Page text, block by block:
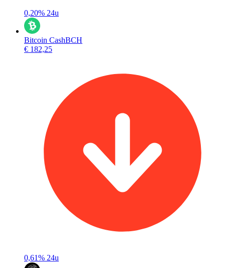
0,20% 24u
Bitcoin CashBCH
€ 182,25
0,61% 24u